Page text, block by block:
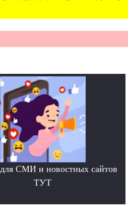
СМИ и новостных сайтов
ТУТ